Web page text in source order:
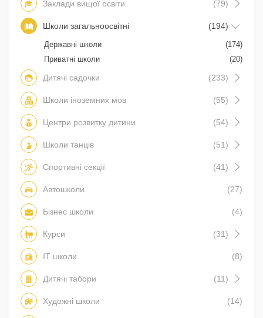
Заклади вищої освіти (79)
Школи загальноосвітні (194)
Державні школи
(174)
Приватні школи
(20)
Дитячі садочки (233)
Школи іноземних мов (55)
Центри розвитку дитини (54)
Школи танців (51)
Спортивні секції (41)
Автошколи (27)
Бізнес школи (4)
Курси (31)
IT школи (8)
Дитячі табори (11)
Художні школи (14)